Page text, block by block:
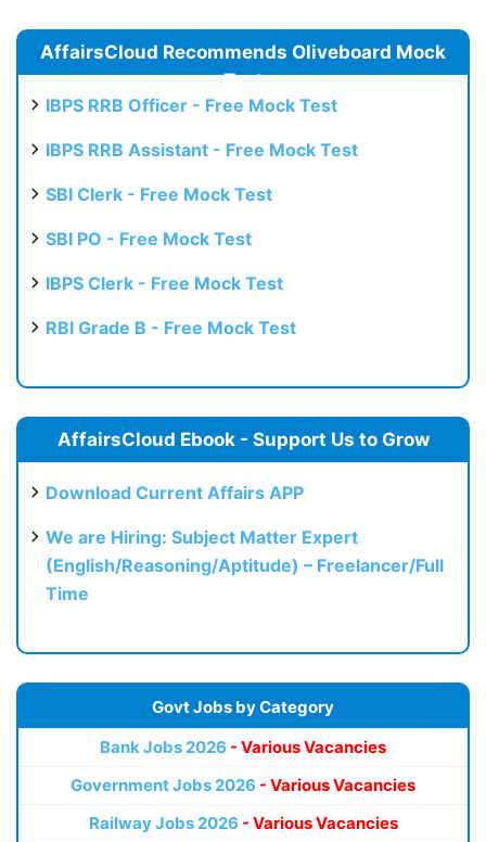
AffairsCloud Recommends Oliveboard Mock
Test
IBPS RRB Officer - Free Mock Test
IBPS RRB Assistant - Free Mock Test
SBI Clerk - Free Mock Test
SBI PO - Free Mock Test
IBPS Clerk - Free Mock Test
RBI Grade B - Free Mock Test
AffairsCloud Ebook - Support Us to Grow
Download Current Affairs APP
We are Hiring: Subject Matter Expert
(English/Reasoning/Aptitude) – Freelancer/Full
Time
Govt Jobs by Category
Bank Jobs 2026 - Various Vacancies
Government Jobs 2026 - Various Vacancies
Railway Jobs 2026 - Various Vacancies